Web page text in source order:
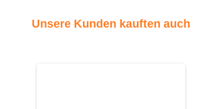
Unsere Kunden kauften auch